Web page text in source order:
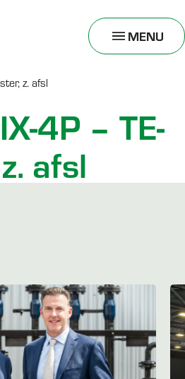
MENU
TOGGLE
MENU
z. afsl
4P – TE-
afsl